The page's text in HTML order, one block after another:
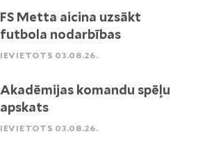
FS Metta aicina uzsākt
futbola nodarbības
IEVIETOTS 03.08.26.
Akadēmijas komandu spēļu
apskats
IEVIETOTS 03.08.26.